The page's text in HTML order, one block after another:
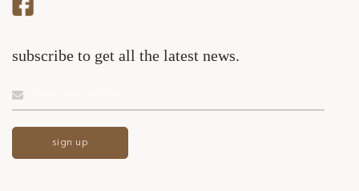
subscribe to get all the latest news.